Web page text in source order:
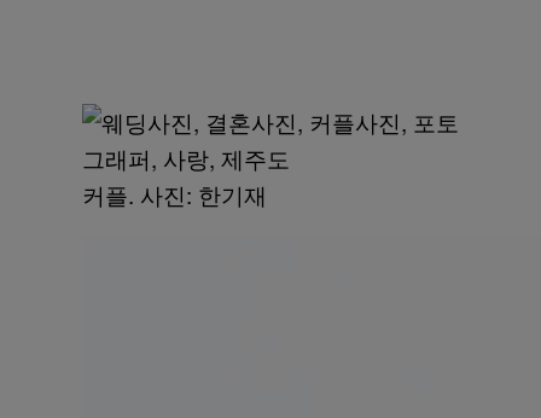
​커플. 사진: 한기재